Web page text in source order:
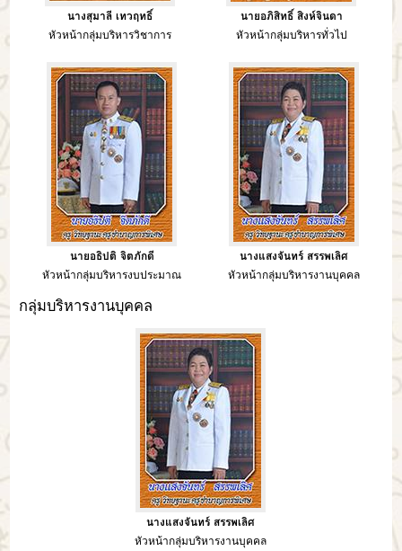
นางสุมาลี เทวฤทธิ์
หัวหน้ากลุ่มบริหารวิชาการ
นายอภิสิทธิ์ สิงห์จินดา
หัวหน้ากลุ่มบริหารทั่วไป
นายอธิปติ จิตภักดี
หัวหน้ากลุ่มบริหารงบประมาณ
นางแสงจันทร์ สรรพเลิศ
หัวหน้ากลุ่มบริหารงานบุคคล
กลุ่มบริหารงานบุคคล
นางแสงจันทร์ สรรพเลิศ
หัวหน้ากลุ่มบริหารงานบุคคล